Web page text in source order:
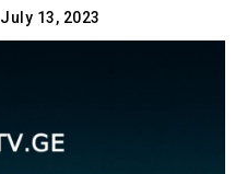
July 13, 2023